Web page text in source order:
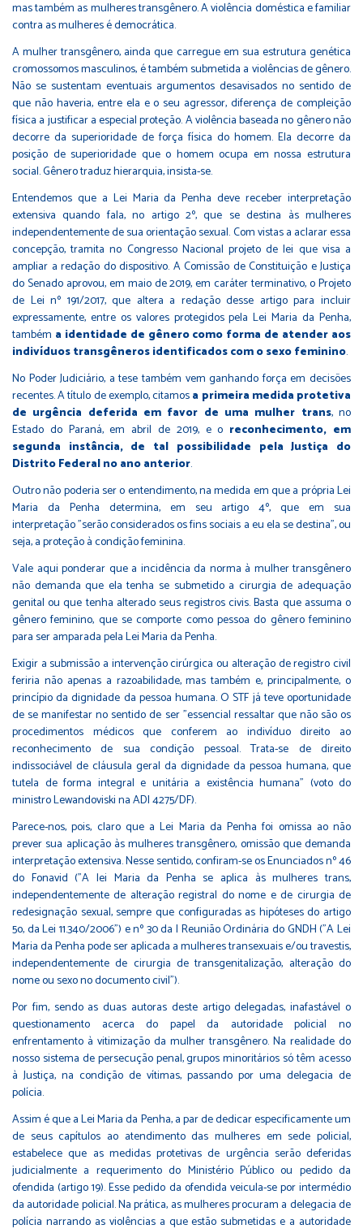
mas também as mulheres transgênero. A violência doméstica e familiar
contra as mulheres é democrática.
A mulher transgênero, ainda que carregue em sua estrutura genética
cromossomos masculinos, é também submetida a violências de gênero.
Não se sustentam eventuais argumentos desavisados no sentido de
que não haveria, entre ela e o seu agressor, diferença de compleição
física a justificar a especial proteção. A violência baseada no gênero não
decorre da superioridade de força física do homem. Ela decorre da
posição de superioridade que o homem ocupa em nossa estrutura
social. Gênero traduz hierarquia, insista-se.
Entendemos que a Lei Maria da Penha deve receber interpretação
extensiva quando fala, no artigo 2º, que se destina às mulheres
independentemente de sua orientação sexual. Com vistas a aclarar essa
concepção, tramita no Congresso Nacional projeto de lei que visa a
ampliar a redação do dispositivo. A Comissão de Constituição e Justiça
do Senado aprovou, em maio de 2019, em caráter terminativo, o Projeto
de Lei nº 191/2017, que altera a redação desse artigo para incluir
expressamente, entre os valores protegidos pela Lei Maria da Penha,
também a identidade de gênero como forma de atender aos
indivíduos transgêneros identificados com o sexo feminino.
No Poder Judiciário, a tese também vem ganhando força em decisões
recentes. A título de exemplo, citamosa primeira medida protetiva
de urgência deferida em favor de uma mulher trans, no
Estado do Paraná, em abril de 2019, e o reconhecimento, em
segunda instância, de tal possibilidade pela Justiça do
Distrito Federal no ano anterior.
Outro não poderia ser o entendimento, na medida em que a própria Lei
Maria da Penha determina, em seu artigo 4º, que em sua
interpretação "serão considerados os fins sociais a eu ela se destina", ou
seja, a proteção à condição feminina.
Vale aqui ponderar que a incidência da norma à mulher transgênero
não demanda que ela tenha se submetido a cirurgia de adequação
genital ou que tenha alterado seus registros civis. Basta que assuma o
gênero feminino, que se comporte como pessoa do gênero feminino
para ser amparada pela Lei Maria da Penha.
Exigir a submissão a intervenção cirúrgica ou alteração de registro civil
feriria não apenas a razoabilidade, mas também e, principalmente, o
princípio da dignidade da pessoa humana. O STF já teve oportunidade
de se manifestar no sentido de ser "essencial ressaltar que não são os
procedimentos médicos que conferem ao indivíduo direito ao
reconhecimento de sua condição pessoal. Trata-se de direito
indissociável de cláusula geral da dignidade da pessoa humana, que
tutela de forma integral e unitária a existência humana" (voto do
ministro Lewandoviski na ADI 4275/DF).
Parece-nos, pois, claro que a Lei Maria da Penha foi omissa ao não
prever sua aplicação às mulheres transgênero, omissão que demanda
interpretação extensiva. Nesse sentido, confiram-se os Enunciados nº 46
do Fonavid ("A lei Maria da Penha se aplica às mulheres trans,
independentemente de alteração registral do nome e de cirurgia de
redesignação sexual, sempre que configuradas as hipóteses do artigo
5o, da Lei 11.340/2006") e nº 30 da I Reunião Ordinária do GNDH ("A Lei
Maria da Penha pode ser aplicada a mulheres transexuais e/ou travestis,
independentemente de cirurgia de transgenitalização, alteração do
nome ou sexo no documento civil").
Por fim, sendo as duas autoras deste artigo delegadas, inafastável o
questionamento acerca do papel da autoridade policial no
enfrentamento à vitimização da mulher transgênero. Na realidade do
nosso sistema de persecução penal, grupos minoritários só têm acesso
à Justiça, na condição de vítimas, passando por uma delegacia de
polícia.
Assim é que a Lei Maria da Penha, a par de dedicar especificamente um
de seus capítulos ao atendimento das mulheres em sede policial,
estabelece que as medidas protetivas de urgência serão deferidas
judicialmente a requerimento do Ministério Público ou pedido da
ofendida (artigo 19). Esse pedido da ofendida veicula-se por intermédio
da autoridade policial. Na prática, as mulheres procuram a delegacia de
polícia narrando as violências a que estão submetidas e a autoridade